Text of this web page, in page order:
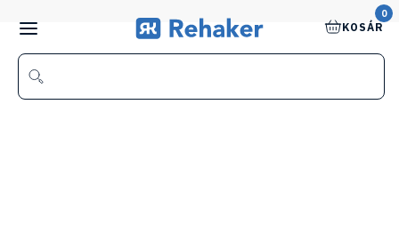
0
KOSÁR